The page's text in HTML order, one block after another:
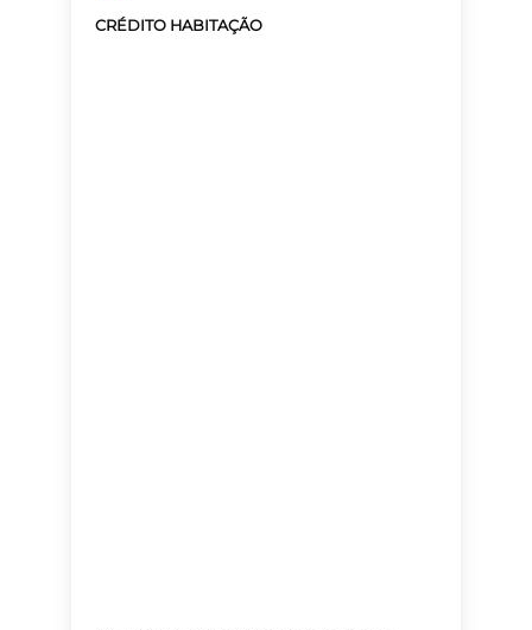
CRÉDITO HABITAÇÃO